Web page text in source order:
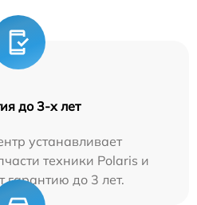
до 3-х лет
устанавливает
техники Polaris и
гарантию до 3 лет.